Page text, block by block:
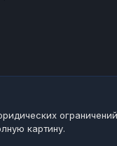
картину.